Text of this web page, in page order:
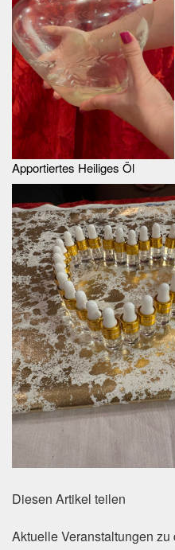
Apportiertes Heiliges Öl
Diesen Artikel teilen
Aktuelle Veranstaltungen